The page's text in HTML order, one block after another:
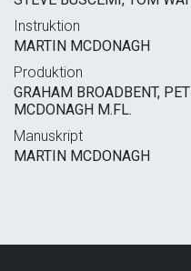
Instruktion
MARTIN MCDONAGH
Produktion
GRAHAM BROADBENT,
MCDONAGH M.FL.
Manuskript
MARTIN MCDONAGH